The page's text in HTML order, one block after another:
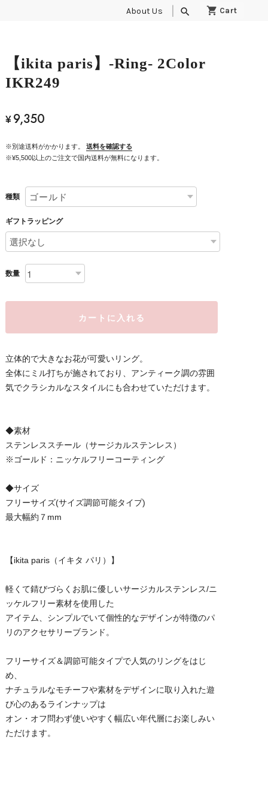
About Us search
【ikita paris】-Ring- 2Color
IKR249
¥9,350
※別途送料がかかります。
送料を確認する
※¥5,500以上のご注文で国内送料が無料になります。
種類
ギフトラッピング
数量
カートに入れる
立体的で大きなお花が可愛いリング。
全体にミル打ちが施されており、アンティーク調の雰囲
気でクラシカルなスタイルにも合わせていただけます。
◆素材
ステンレススチール（サージカルステンレス）
※ゴールド：ニッケルフリーコーティング
◆サイズ
フリーサイズ(サイズ調節可能タイプ)
最大幅約７mm
【ikita paris（イキタ パリ）】
軽くて錆びづらくお肌に優しいサージカルステンレス/ニ
ッケルフリー素材を使用した
アイテム、シンプルでいて個性的なデザインが特徴のパ
リのアクセサリーブランド。
フリーサイズ＆調節可能タイプで人気のリングをはじ
め、
ナチュラルなモチーフや素材をデザインに取り入れた遊
び心のあるラインナップは
オン・オフ問わず使いやすく幅広い年代層にお楽しみい
ただけます。